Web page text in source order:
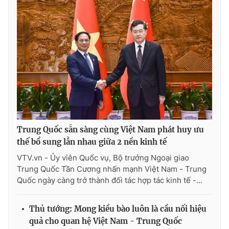
Trung Quốc sẵn sàng cùng Việt Nam phát huy ưu
thế bổ sung lẫn nhau giữa 2 nền kinh tế
VTV.vn - Ủy viên Quốc vụ, Bộ trưởng Ngoại giao
Trung Quốc Tần Cương nhấn mạnh Việt Nam - Trung
Quốc ngày càng trở thành đối tác hợp tác kinh tế -...
Thủ tướng: Mong kiều bào luôn là cầu nối hiệu
quả cho quan hệ Việt Nam - Trung Quốc